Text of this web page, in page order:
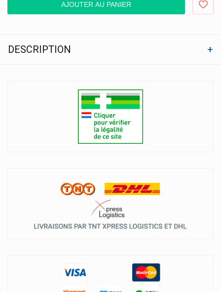
AJOUTER AU PANIER
DESCRIPTION